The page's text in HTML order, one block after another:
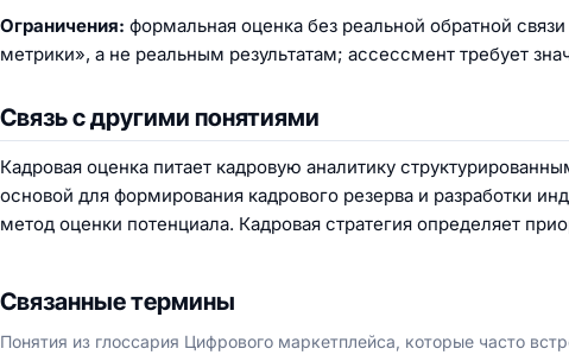
Ограничения: формальная оценка без реальной обратной
метрики», а не реальным результатам; ассессмент требует
Связь с другими понятиями
Кадровая оценка питает кадровую аналитику
основой для формирования кадрового резерва и разработки
метод оценки потенциала. Кадровая стратегия определяет
Связанные термины
Понятия из глоссария Цифрового маркетплейса, которые часто